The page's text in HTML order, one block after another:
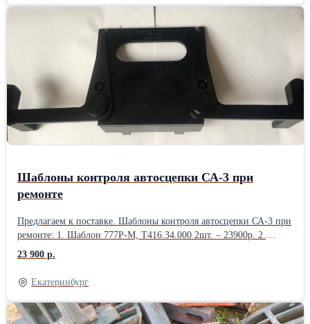
Муфта соединительная резиновая 2.45.75.08 195р. Мылница
Пружина фиксатора тормозного башмака 2.45.00.26, 3937Н 185р
Розетка низковольтного штепсельного соединения
(низковольтные пинчи)165 р. Унитаз вагонный купейный
13500р. Хомут-скоба концевого крана 450р. Хомут-скоба
запасного резервуара 850 р. E-mail: zm11@mail.ru Вэб-сайт:
https://www.ooovss.ru/vagonzap Тел.\факс: (343)2478483
Шаблоны контроля автосцепки СА-3 при
ремонте
Предлагаем к поставке. Шаблоны контроля автосцепки СА-3 при
ремонте: 1. Шаблон 777Р-М, Т416.34.000 2шт. – 23900р. 2.
Шаблон 780Р-М, Т416.35.000 3шт.– 33000р. 3. Шаблон 816Р,
Т416.12.000 1 шт.– 29600р. 4. Шаблон 834Р, Т416.14.000 2шт.–
35400р. 5. Шаблон 938Р, Т416.13.000 1шт.– 9100р. 6. Шаблон
800Р, Т416.22.000 2шт.– 59000р. 7. Шаблон 847Р, Т416.23.000
1шт.- 83000р 8. Шаблон 826Р, Т416.19.000 1 шт.- 74300р 9.
Шаблон 797Р, Т416.00.009 1шт.- 11500р. E-mail: zm11@mail.ru
23 900 р.
Екатеринбург